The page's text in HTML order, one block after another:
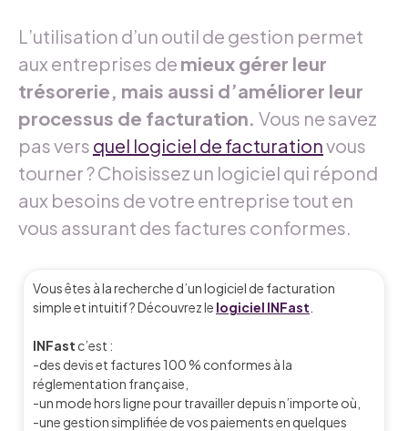
L’utilisation d’un outil de gestion permet
aux entreprises de mieux gérer leur
trésorerie, mais aussi d’améliorer leur
processus de facturation. Vous ne savez
pas vers quel logiciel de facturationvous
tourner ? Choisissez un logiciel qui répond
aux besoins de votre entreprise tout en
vous assurant des factures conformes.
Vous êtes à la recherche d’un logiciel de facturation
simple et intuitif ? Découvrez le logiciel INFast
INFast c’est :
-des devis et factures 100 % conformes à la
réglementation française,
-un mode hors ligne pour travailler depuis n’importe où,
-une gestion simplifiée de vos paiements en quelques